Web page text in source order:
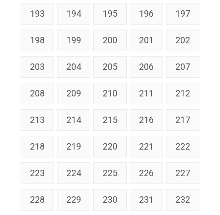
193 194 195 196 197
198 199 200 201 202
203 204 205 206 207
208 209 210 211 212
213 214 215 216 217
218 219 220 221 222
223 224 225 226 227
228 229 230 231 232